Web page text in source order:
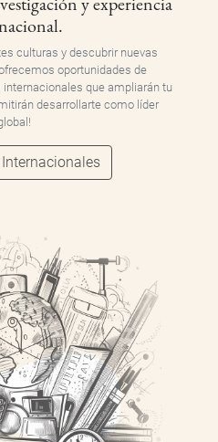
culturas y descubrir nuevas
oportunidades de
que ampliarán tu
desarrollarte como líder